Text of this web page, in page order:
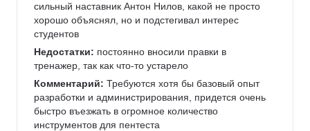
сильный наставник Антон Нилов, какой не просто
хорошо объяснял, но и подстегивал интерес
студентов
Недостатки: постоянно вносили правки в
тренажер, так как что-то устарело
Комментарий: Требуются хотя бы базовый опыт
разработки и администрирования, придется очень
быстро въезжать в огромное количество
инструментов для пентеста